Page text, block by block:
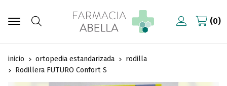
Buscar
0
inicio ortopedia estandarizada
rodilla
Rodillera FUTURO Confort S